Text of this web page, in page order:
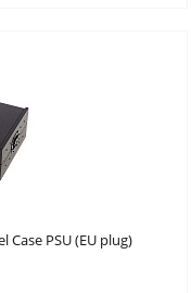
Case PSU (EU plug)